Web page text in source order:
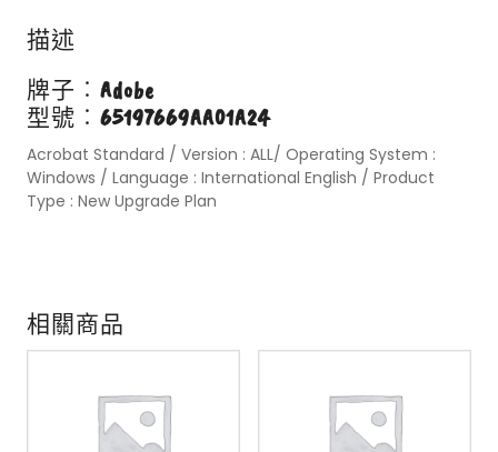
描述
牌子︰ Adobe
型號︰ 65197669AA01A24
Acrobat Standard / Version : ALL/ Operating System :
Windows / Language : International English / Product
Type : New Upgrade Plan
相關商品